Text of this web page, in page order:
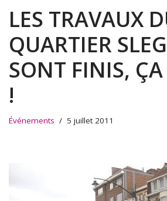
LES TRAVAUX
QUARTIER
SONT FINIS, ÇA
!
Événements 5 juillet 2011